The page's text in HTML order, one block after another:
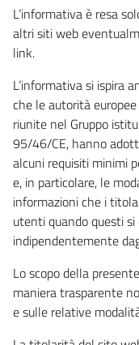
L’informativa è resa
altri siti web
link.
L’informativa si ispira
che le autorità
riunite nel Gruppo
95/46/CE, hanno
alcuni requisiti minimi
e, in particolare, le
informazioni che i
utenti quando questi
indipendentemente
Lo scopo della
maniera trasparente
e sulle relative